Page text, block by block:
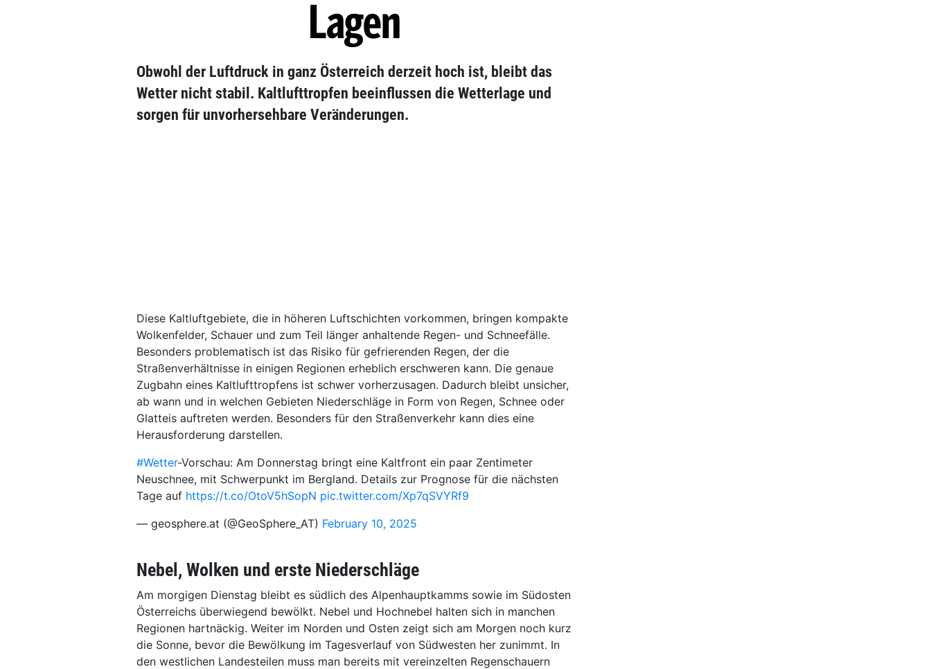
Lagen
Obwohl der Luftdruck in ganz Österreich derzeit hoch ist, bleibt das
Wetter nicht stabil. Kaltlufttropfen beeinflussen die Wetterlage und
sorgen für unvorhersehbare Veränderungen.
Diese Kaltluftgebiete, die in höheren Luftschichten vorkommen, bringen kompakte
Wolkenfelder, Schauer und zum Teil länger anhaltende Regen- und Schneefälle.
Besonders problematisch ist das Risiko für gefrierenden Regen, der die
Straßenverhältnisse in einigen Regionen erheblich erschweren kann. Die genaue
Zugbahn eines Kaltlufttropfens ist schwer vorherzusagen. Dadurch bleibt unsicher,
ab wann und in welchen Gebieten Niederschläge in Form von Regen, Schnee oder
Glatteis auftreten werden. Besonders für den Straßenverkehr kann dies eine
Herausforderung darstellen.
#Wetter-Vorschau: Am Donnerstag bringt eine Kaltfront ein paar Zentimeter
Neuschnee, mit Schwerpunkt im Bergland. Details zur Prognose für die nächsten
Tage auf https://t.co/OtoV5hSopN pic.twitter.com/Xp7qSVYRf9
— geosphere.at (@GeoSphere_AT) February 10, 2025
Nebel, Wolken und erste Niederschläge
Am morgigen Dienstag bleibt es südlich des Alpenhauptkamms sowie im Südosten
Österreichs überwiegend bewölkt. Nebel und Hochnebel halten sich in manchen
Regionen hartnäckig. Weiter im Norden und Osten zeigt sich am Morgen noch kurz
die Sonne, bevor die Bewölkung im Tagesverlauf von Südwesten her zunimmt. In
den westlichen Landesteilen muss man bereits mit vereinzelten Regenschauern